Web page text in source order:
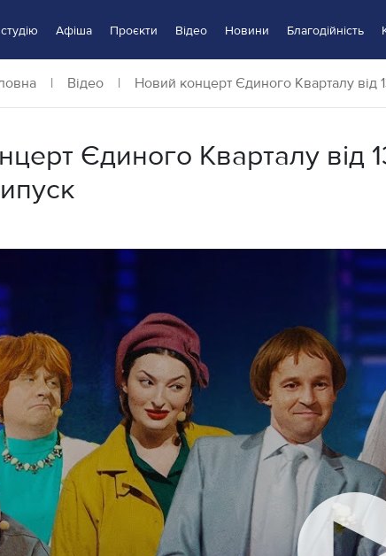
Афіша Проєкти Відео Новини Благодійність
| Відео | Новий концерт Єдиного Кварталу
Єдиного Кварталу від